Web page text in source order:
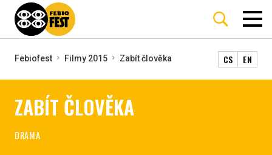
Febiofest Filmy 2015 Zabít člověka CS EN
ZABÍT ČLOVĚKA
DRAMA